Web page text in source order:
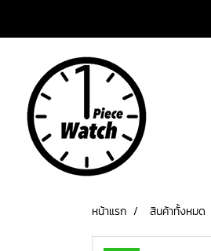
หน้าแรก สินค้าทั้งหมด